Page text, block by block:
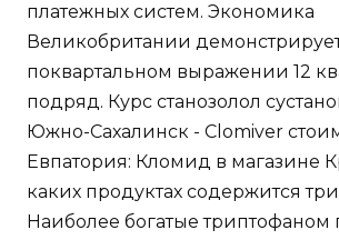
платежных систем. Экономика
Великобритании
поквартальном выражении 12
подряд. Курс станозолол
Южно-Сахалинск - Clomiver
Евпатория: Кломид в магазине
каких продуктах содержится
Наиболее богатые триптофаном